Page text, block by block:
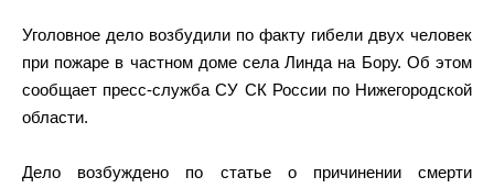
Уголовное дело возбудили по факту гибели двух человек
при пожаре в частном доме села Линда на Бору. Об этом
сообщает пресс-служба СУ СК России по Нижегородской
области.
Дело возбуждено по статье о причинении смерти